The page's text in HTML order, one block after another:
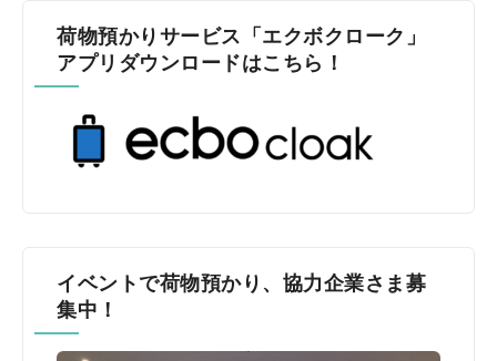
荷物預かりサービス「エクボクローク」
アプリダウンロードはこちら！
イベントで荷物預かり、協力企業さま募
集中！